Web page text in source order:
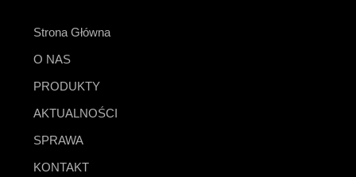
Strona Główna
O NAS
PRODUKTY
AKTUALNOŚCI
SPRAWA
KONTAKT